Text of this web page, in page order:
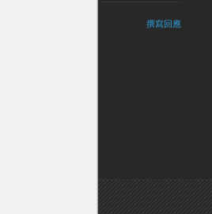
撰寫回應